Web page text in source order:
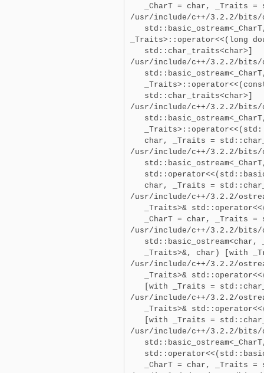
_CharT = char, _Traits =
/usr/include/c++/3.2.2/bits/
_Traits>::operator<<(long
   std::char_traits<char>]
/usr/include/c++/3.2.2/bits/
   std::char_traits<char>]
/usr/include/c++/3.2.2/bits/
char, _Traits =
/usr/include/c++/3.2.2/bits/
char, _Traits =
/usr/include/c++/3.2.2/
_Traits>&
_CharT = char, _Traits =
/usr/include/c++/3.2.2/bits/
std::basic_ostream<char,
_Traits>&, char) [with
/usr/include/c++/3.2.2/
_Traits>&
[with _Traits =
/usr/include/c++/3.2.2/
_Traits>&
[with _Traits =
/usr/include/c++/3.2.2/bits/
_CharT = char, _Traits =